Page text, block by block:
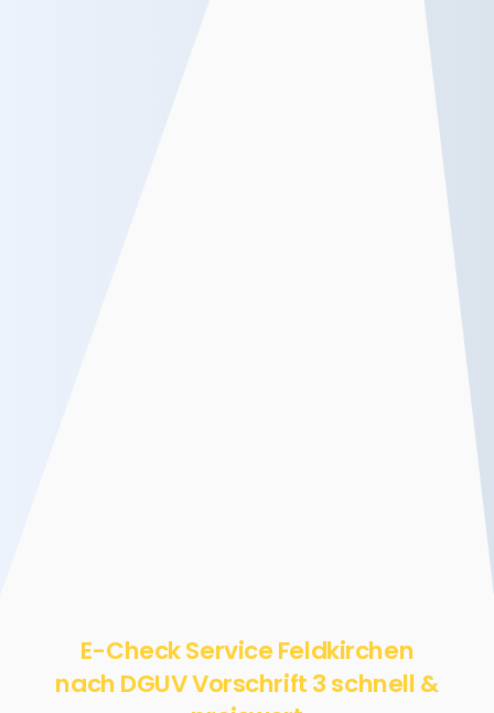
E-Check Service Feldkirchen
nach DGUV Vorschrift 3 schnell &